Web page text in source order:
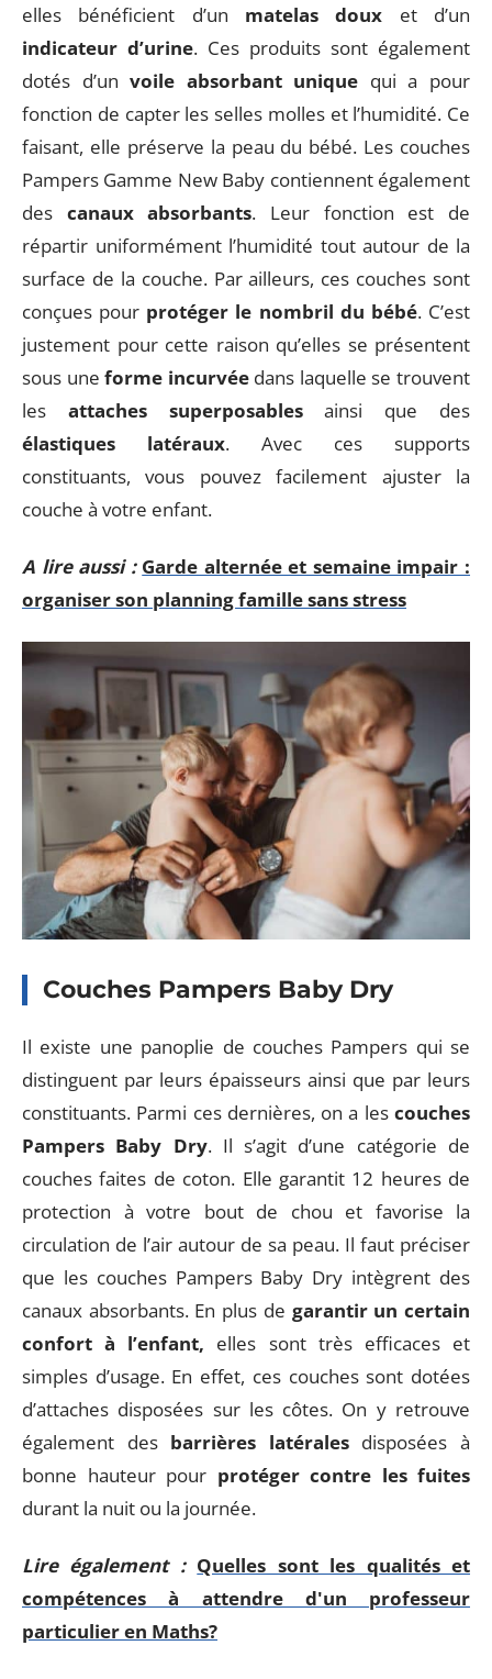
elles bénéficient d’un matelas doux et d’un
indicateur d’urine. Ces produits sont également
dotés d’unvoile absorbant unique qui a pour
fonction de capter les selles molles et l’humidité. Ce
faisant, elle préserve la peau du bébé. Les couches
Pampers Gamme New Baby contiennent également
des canaux absorbants. Leur fonction est de
répartir uniformément l’humidité tout autour de la
surface de la couche. Par ailleurs, ces couches sont
conçues pour protéger le nombril du bébé. C’est
justement pour cette raison qu’elles se présentent
sous uneforme incurvéedans laquelle se trouvent
les attaches superposablesainsi que des
élastiques latéraux. Avec ces supports
constituants, vous pouvez facilement ajuster la
couche à votre enfant.
A lire aussi : Garde alternée et semaine impair :
organiser son planning famille sans stress
Couches Pampers Baby Dry
Il existe une panoplie de couches Pampers qui se
distinguent par leurs épaisseurs ainsi que par leurs
constituants. Parmi ces dernières, on a les couches
Pampers Baby Dry. Il s’agit d’une catégorie de
couches faites de coton. Elle garantit 12 heures de
protection à votre bout de chou et favorise la
circulation de l’air autour de sa peau. Il faut préciser
que les couches Pampers Baby Dry intègrent des
canaux absorbants. En plus de garantir un certain
confort à l’enfant, elles sont très efficaces et
simples d’usage. En effet, ces couches sont dotées
d’attaches disposées sur les côtes. On y retrouve
également des barrières latéralesdisposées à
bonne hauteur pour protéger contre les fuites
durant la nuit ou la journée.
Lire également : Quelles sont les qualités et
compétences à attendre d'un professeur
particulier en Maths?